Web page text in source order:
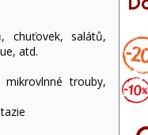
chuťovek, salátů,
atd.
trouby,